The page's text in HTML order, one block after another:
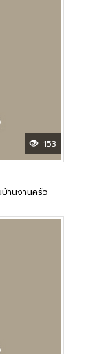
153
านงานครัว